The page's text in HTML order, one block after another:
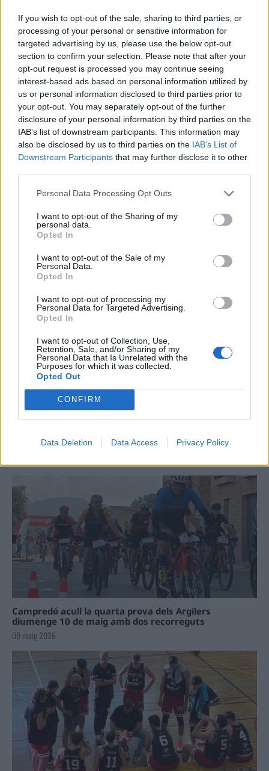
If you wish to opt-out of the sale, sharing to third parties, or
processing of your personal or sensitive information for
targeted advertising by us, please use the below opt-out
section to confirm your selection. Please note that after your
opt-out request is processed you may continue seeing
interest-based ads based on personal information utilized by
us or personal information disclosed to third parties prior to
your opt-out. You may separately opt-out of the further
disclosure of your personal information by third parties on the
IAB’s list of downstream participants. This information may
also be disclosed by us to third parties on the IAB’s List of
Downstream Participants that may further disclose it to other
Personal Data Processing Opt Outs
I want to opt-out of the Sharing of my
personal data.
Opted In
I want to opt-out of the Sale of my
Personal Data.
Opted In
I want to opt-out of processing my
Personal Data for Targeted Advertising.
Opted In
I want to opt-out of Collection, Use,
Retention, Sale, and/or Sharing of my
Personal Data that Is Unrelated with the
Purposes for which it was collected.
Opted Out
CONFIRM
Data Deletion Data Access Privacy Policy
i culmina un projecte estratègic que
vincula patrimoni, turisme i
gastronomia
6 d'agost de 2026
Els vestits de paper guanyen força
enguany amb més modistes i gairebé
40 peces a concurs
31 de juliol de 2026
“L’eclipsi serà una oportunitat també
d’Amposta”
31 de juliol de 2026
Carrega més
La Cursa de l’Aldea segona d’etiqueta d’or de la
Running Sèries Terres de l’Ebre
Campredó acull la quarta prova dels Argilers
diumenge 10 de maig amb dos recorreguts
09 maig 2026